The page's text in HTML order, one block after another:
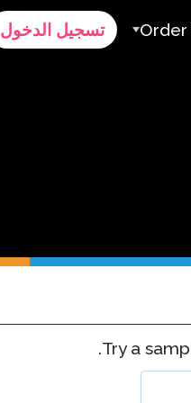
Order تسجيل الدخول